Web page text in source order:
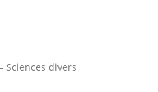
Sciences divers